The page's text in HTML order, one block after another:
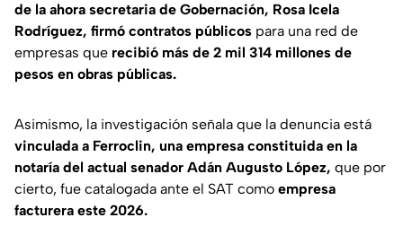
de la ahora secretaria de Gobernación, Rosa Icela
Rodríguez, firmó contratos públicos para una red de
empresas que recibió más de 2 mil 314 millones de
pesos en obras públicas.
Asimismo, la investigación señala que la denuncia está
vinculada a Ferroclin, una empresa constituida en la
notaría del actual senador Adán Augusto López, que por
cierto, fue catalogada ante el SAT como empresa
facturera este 2026.